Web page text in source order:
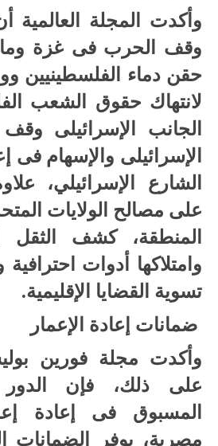
وأكدت المجلة
وقف الحرب فى غزة وما
حقن دماء الفلسطينيين
لانتهاك حقوق الشعب
الجانب الإسرائيلى وقف
الإسرائيلى والإسهام فى
الشارع الإسرائيلي،
على مصالح الولايات
المنطقة، كشف الثقل
وامتلاكها أدوات احترافية
تسوية القضايا الإقليمية.
ضمانات إعادة الإعمار
وأكدت مجلة فورين
على ذلك، فإن
المسبوق فى إعادة
مصرية، يوفر الضمانات